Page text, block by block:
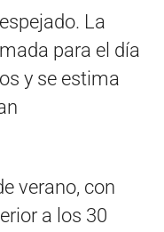
La
para el día
y se estima
verano, con
a los 30